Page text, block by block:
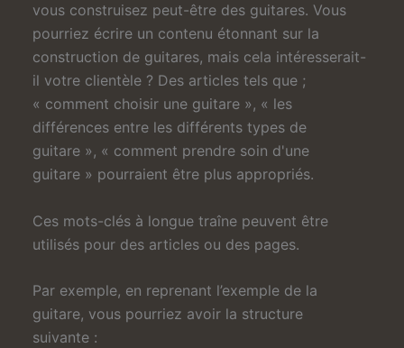
vous construisez peut-être des guitares. Vous
pourriez écrire un contenu étonnant sur la
construction de guitares, mais cela intéresserait-
il votre clientèle ? Des articles tels que ;
« comment choisir une guitare », « les
différences entre les différents types de
guitare », « comment prendre soin d'une
guitare » pourraient être plus appropriés.
Ces mots-clés à longue traîne peuvent être
utilisés pour des articles ou des pages.
Par exemple, en reprenant l’exemple de la
guitare, vous pourriez avoir la structure
suivante :